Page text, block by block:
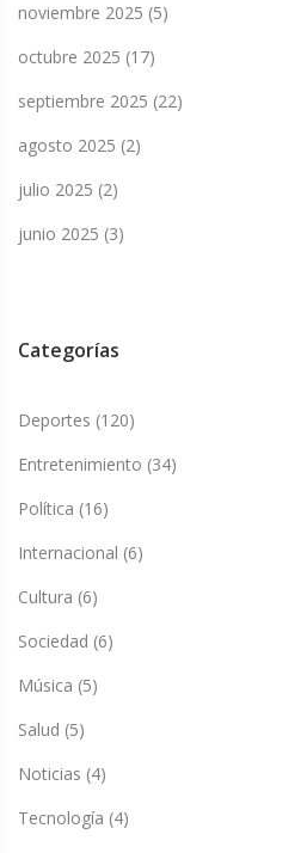
noviembre 2025 (5)
octubre 2025 (17)
septiembre 2025 (22)
agosto 2025 (2)
julio 2025 (2)
junio 2025 (3)
Categorías
Deportes (120)
Entretenimiento (34)
Política (16)
Internacional (6)
Cultura (6)
Sociedad (6)
Música (5)
Salud (5)
Noticias (4)
Tecnología (4)